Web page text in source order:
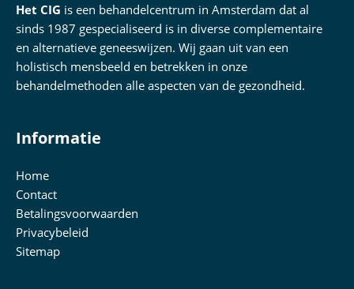
Het CIG is een behandelcentrum in Amsterdam dat al
sinds 1987 gespecialiseerd is in diverse complementaire
en alternatieve geneeswijzen. Wij gaan uit van een
holistisch mensbeeld en betrekken in onze
behandelmethoden alle aspecten van de gezondheid.
Informatie
Home
Contact
Betalingsvoorwaarden
Privacybeleid
Sitemap